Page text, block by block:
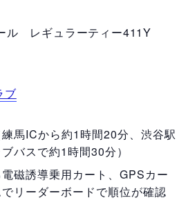
ル レギュラーティー411Y
ブ
馬ICから約1時間20分、渋谷駅
バスで約1時間30分）
磁誘導乗用カート、GPSカー
でリーダーボードで順位が確認